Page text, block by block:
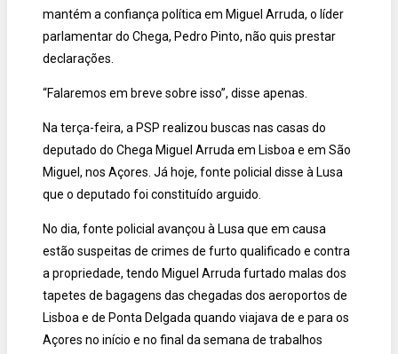
mantém a confiança política em Miguel Arruda, o líder
parlamentar do Chega, Pedro Pinto, não quis prestar
declarações.
“Falaremos em breve sobre isso”, disse apenas.
Na terça-feira, a PSP realizou buscas nas casas do
deputado do Chega Miguel Arruda em Lisboa e em São
Miguel, nos Açores. Já hoje, fonte policial disse à Lusa
que o deputado foi constituído arguido.
No dia, fonte policial avançou à Lusa que em causa
estão suspeitas de crimes de furto qualificado e contra
a propriedade, tendo Miguel Arruda furtado malas dos
tapetes de bagagens das chegadas dos aeroportos de
Lisboa e de Ponta Delgada quando viajava de e para os
Açores no início e no final da semana de trabalhos